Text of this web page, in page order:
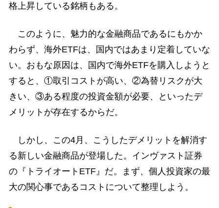
格上昇している銘柄もある。
このように、魅力的な金融商品であるにもかか
わらず、海外ETFは、国内ではあまり定着していな
い。おもな原因は、国内で海外ETFを購入しようと
すると、①取引コストが高い、②為替リスクが大
きい、③ある程度の投資金額が必要、といったデ
メリットが存在するからだ。
しかし、この4月、こうしたデメリットを解消す
る新しい金融商品が登場した。インヴァスト証券
の『トライオートETF』だ。まず、個人投資家の最
大の関心事であるコストについて整理しよう。